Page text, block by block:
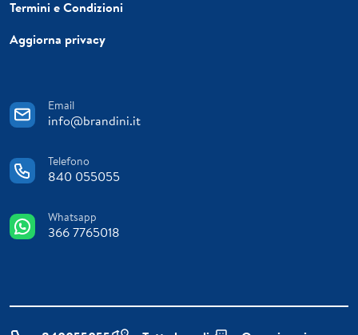
Termini e Condizioni
Aggiorna privacy
Email
info@brandini.it
Telefono
840 055055
Whatsapp
366 7765018